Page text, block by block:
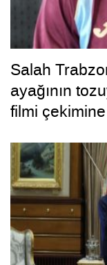
Salah
ayağının
filmi çekimine